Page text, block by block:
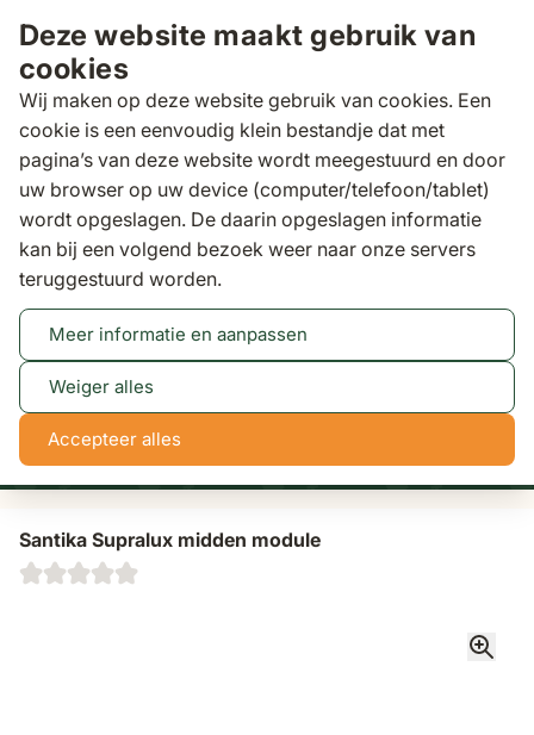
Deze website maakt gebruik van
cookies
Wij maken op deze website gebruik van cookies. Een
cookie is een eenvoudig klein bestandje dat met
pagina’s van deze website wordt meegestuurd en door
uw browser op uw device (computer/telefoon/tablet)
wordt opgeslagen. De daarin opgeslagen informatie
kan bij een volgend bezoek weer naar onze servers
teruggestuurd worden.
Meer informatie en aanpassen
Weiger alles
Accepteer alles
Zoeken
Binnen 3 dagengratis bezorgd
Loungesets Santika Supralux midden module
Tot 50% korting
NaN
dagen
NaN NaN NaN
Santika Supralux midden module